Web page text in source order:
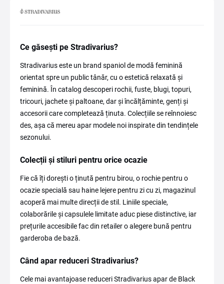
Ce găsești pe Stradivarius?
Stradivarius este un brand spaniol de modă feminină
orientat spre un public tânăr, cu o estetică relaxată și
feminină. În catalog descoperi rochii, fuste, blugi, topuri,
tricouri, jachete și paltoane, dar și încălțăminte, genți și
accesorii care completează ținuta. Colecțiile se reînnoiesc
des, așa că mereu apar modele noi inspirate din tendințele
sezonului.
Colecții și stiluri pentru orice ocazie
Fie că îți dorești o ținută pentru birou, o rochie pentru o
ocazie specială sau haine lejere pentru zi cu zi, magazinul
acoperă mai multe direcții de stil. Liniile speciale,
colaborările și capsulele limitate aduc piese distinctive, iar
prețurile accesibile fac din retailer o alegere bună pentru
garderoba de bază.
Când apar reduceri Stradivarius?
Cele mai avantajoase reduceri Stradivarius apar de Black